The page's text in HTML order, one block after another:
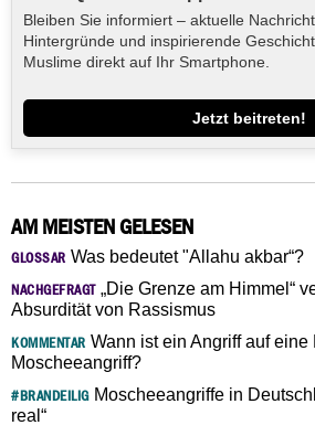
Bleiben Sie informiert – aktuelle
Hintergründe und inspirierende
Muslime direkt auf Ihr Smartphone.
Jetzt beitreten!
AM MEISTEN GELESEN
GLOSSAR Was bedeutet "Allahu akbar“?
NACHGEFRAGT„Die Grenze am Himmel“
Absurdität von Rassismus
KOMMENTAR Wann ist ein Angriff auf eine
Moscheeangriff?
#BRANDEILIGMoscheeangriffe in
real“